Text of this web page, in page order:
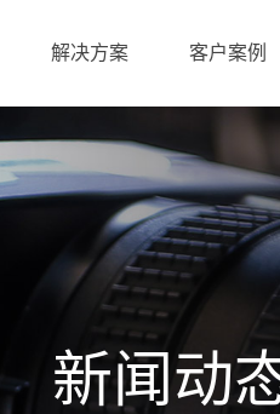
解决方案 客户案例
新闻动